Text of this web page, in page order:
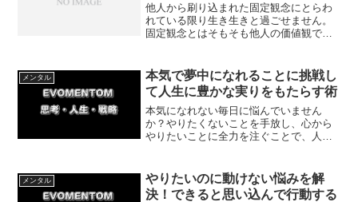
他人から刷り込まれた固定観念にとらわ
れている限り生き生きと過ごせません。
固定観念とはそもそも他人の価値観で
紹介していきます。
メンタル
本気で夢中になれることに挑戦し
て人生に豊かな実りをもたらす術
本気になれない毎日に悩んでいません
か？やりたくないことを手放し、心から
やりたいことに全力を注ぐことで、人生
込めるテーマの見つけ方と具体的な一歩
をわかりやすく解説します。
メンタル
やりたいのに動けない悩みを解
決！できると思い込んで行動する